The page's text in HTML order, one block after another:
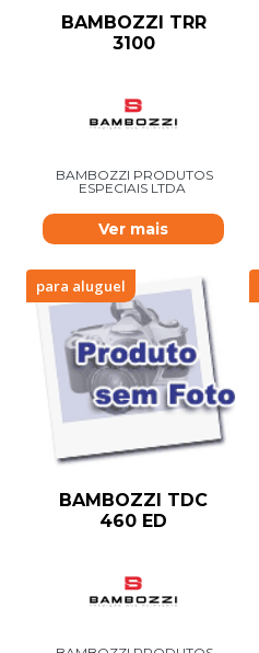
BAMBOZZI TRR
3100
BAMBOZZI PRODUTOS
ESPECIAIS LTDA
Ver mais
para aluguel
BAMBOZZI TDC
460 ED